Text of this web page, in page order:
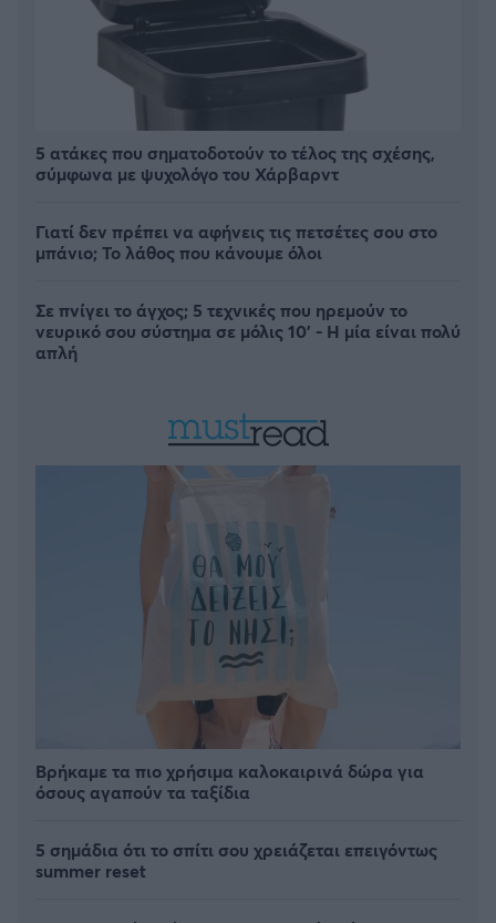
5 ατάκες που σηματοδοτούν το τέλος της σχέσης,
σύμφωνα με ψυχολόγο του Χάρβαρντ
Γιατί δεν πρέπει να αφήνεις τις πετσέτες σου στο
μπάνιο; Το λάθος που κάνουμε όλοι
Σε πνίγει το άγχος; 5 τεχνικές που ηρεμούν το
νευρικό σου σύστημα σε μόλις 10' - Η μία είναι πολύ
απλή
Βρήκαμε τα πιο χρήσιμα καλοκαιρινά δώρα για
όσους αγαπούν τα ταξίδια
5 σημάδια ότι το σπίτι σου χρειάζεται επειγόντως
summer reset